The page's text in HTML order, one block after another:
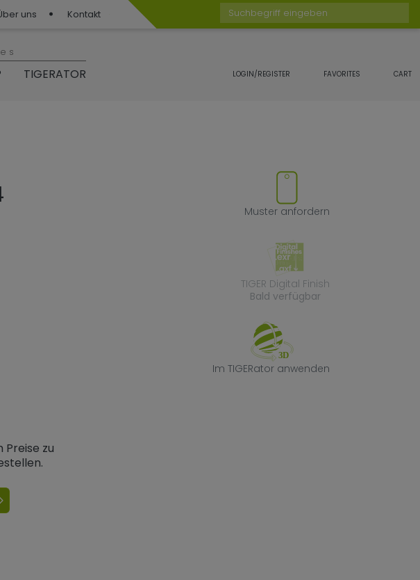
uns Kontakt
Suchbegriff eingeben
TIGERATOR LOGIN/REGISTER FAVORITES CART
Produkt zu Favoriten hinzufügen oder
Muster anfordern
TIGER Digital Finish
Bald verfügbar
Im TIGERator anwenden
Preise zu